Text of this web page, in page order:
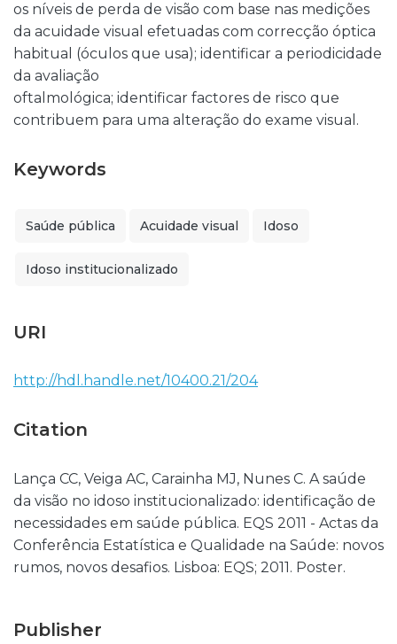
os níveis de perda de visão com base nas medições
da acuidade visual efetuadas com correcção óptica
habitual (óculos que usa); identificar a periodicidade
da avaliação
oftalmológica; identificar factores de risco que
contribuem para uma alteração do exame visual.
Keywords
Saúde pública Acuidade visual Idoso
Idoso institucionalizado
URI
http://hdl.handle.net/10400.21/204
Citation
Lança CC, Veiga AC, Carainha MJ, Nunes C. A saúde
da visão no idoso institucionalizado: identificação de
necessidades em saúde pública. EQS 2011 - Actas da
Conferência Estatística e Qualidade na Saúde: novos
rumos, novos desafios. Lisboa: EQS; 2011. Poster.
Publisher